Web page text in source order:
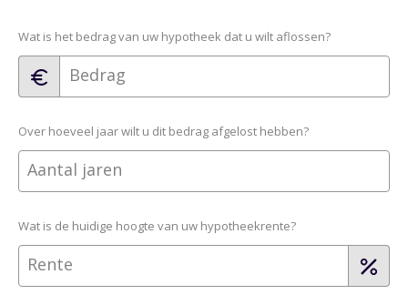
Wat is het bedrag van uw hypotheek dat u wilt aflossen?
Bedrag
Over hoeveel jaar wilt u dit bedrag afgelost hebben?
Aantal jaren
Wat is de huidige hoogte van uw hypotheekrente?
Rente